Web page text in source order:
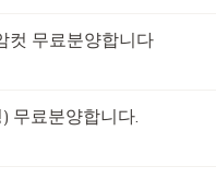
컷 무료분양합니다
무료분양합니다.